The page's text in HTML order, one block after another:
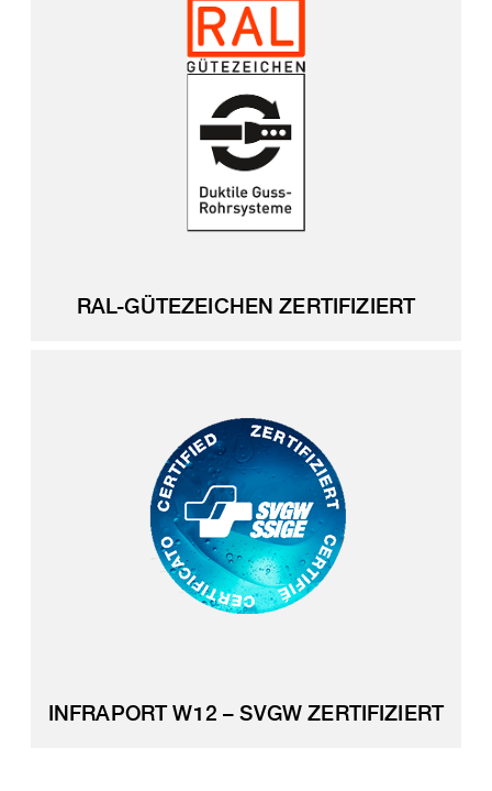
RAL-GÜTEZEICHEN ZERTIFIZIERT
INFRAPORT W12 – SVGW ZERTIFIZIERT